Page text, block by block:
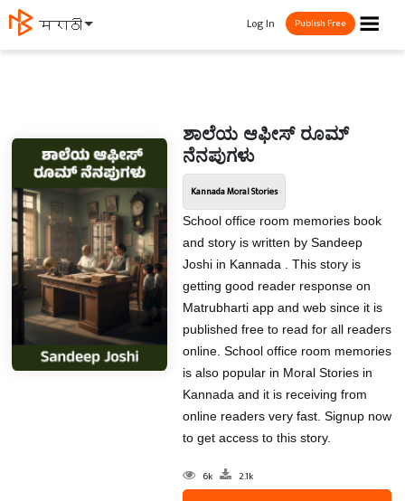
मराठी ☰
Log In Publish Free
ಶಾಲೆಯ ಆಫೀಸ್ ರೂಮ್
ನೆನಪುಗಳು
Kannada Moral Stories
School office room memories book
and story is written by Sandeep
Joshi in Kannada . This story is
getting good reader response on
Matrubharti app and web since it is
published free to read for all readers
online. School office room memories
is also popular in Moral Stories in
Kannada and it is receiving from
online readers very fast. Signup now
to get access to this story.
6k 2.1k